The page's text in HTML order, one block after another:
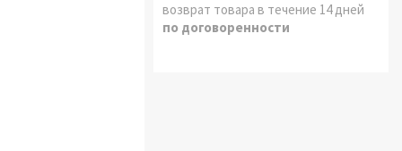
возврат товара в течение 14 дней
по договоренности